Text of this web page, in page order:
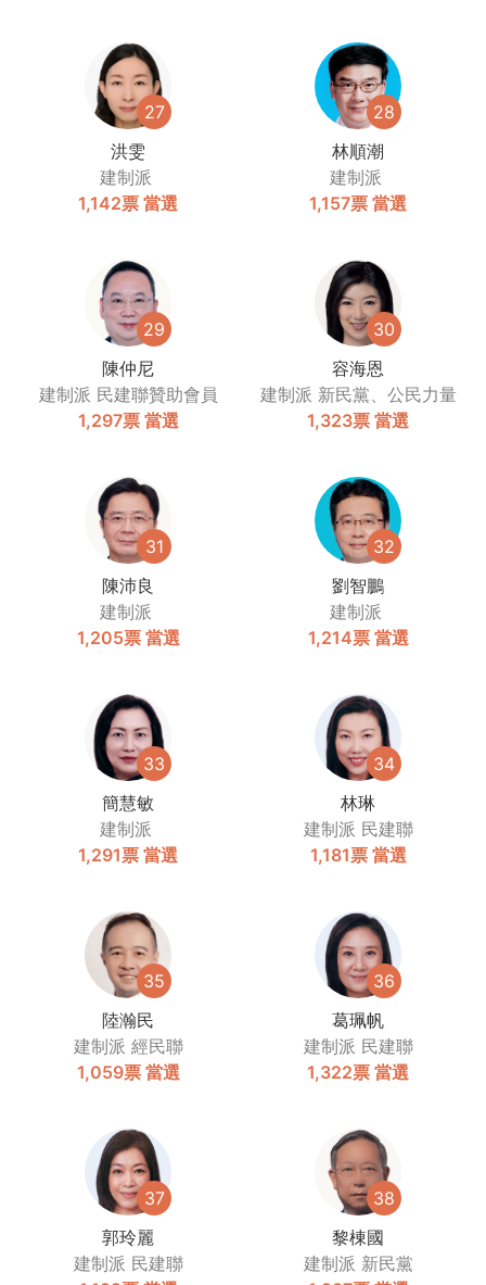
27
洪雯
建制派
1,142票 當選
28
林順潮
建制派
1,157票 當選
29
陳仲尼
建制派 民建聯贊助會員
1,297票 當選
30
容海恩
建制派 新民黨、公民力量
1,323票 當選
31
陳沛良
建制派
1,205票 當選
32
劉智鵬
建制派
1,214票 當選
33
簡慧敏
建制派
1,291票 當選
34
林琳
建制派 民建聯
1,181票 當選
35
陸瀚民
建制派 經民聯
1,059票 當選
36
葛珮帆
建制派 民建聯
1,322票 當選
37
郭玲麗
建制派 民建聯
38
黎棟國
建制派 新民黨